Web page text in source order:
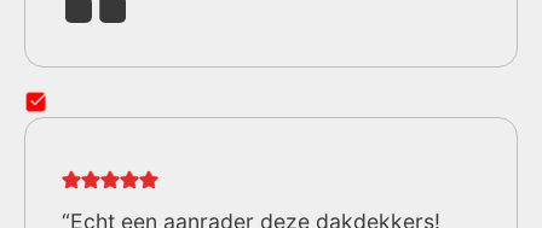
“Echt een aanrader deze dakdekkers!